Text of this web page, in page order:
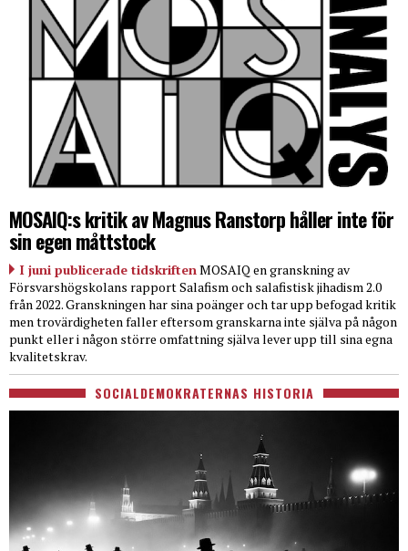
MOSAIQ:s kritik av Magnus Ranstorp håller inte för
sin egen måttstock
I juni publicerade tidskriften MOSAIQ en granskning av
Försvarshögskolans rapport Salafism och salafistisk jihadism 2.0
från 2022. Granskningen har sina poänger och tar upp befogad kritik
men trovärdigheten faller eftersom granskarna inte själva på någon
punkt eller i någon större omfattning själva lever upp till sina egna
kvalitetskrav.
SOCIALDEMOKRATERNAS HISTORIA